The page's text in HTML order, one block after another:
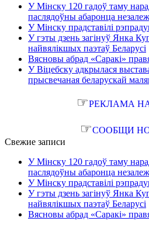
У Мінску 120 гадоў таму
паслядоўны абаронца
У Мінску прадставілі
У гэты дзень загінуў Янка
найвялікшых паэтаў Беларусі
Вясновы абрад «Саракі»
У Віцебску адкрылася
прысвечаная беларускай
☞РЕКЛАМА
☞СООБЩИ
Свежие записи
У Мінску 120 гадоў таму
паслядоўны абаронца
У Мінску прадставілі
У гэты дзень загінуў Янка
найвялікшых паэтаў Беларусі
Вясновы абрад «Саракі»